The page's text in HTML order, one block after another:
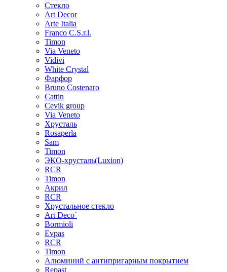
Стекло
Art Decor
Arte Italia
Franco C.S.r.l.
Timon
Via Veneto
Vidivi
White Crystal
Фарфор
Bruno Costenaro
Cattin
Cevik group
Via Veneto
Хрусталь
Rosaperla
Sam
Timon
ЭКО-хрусталь(Luxion)
RCR
Timon
Акрил
RCR
Хрустальное стекло
Art Deco`
Bormioli
Evpas
RCR
Timon
Алюминий с антипригарным покрытием
Repast